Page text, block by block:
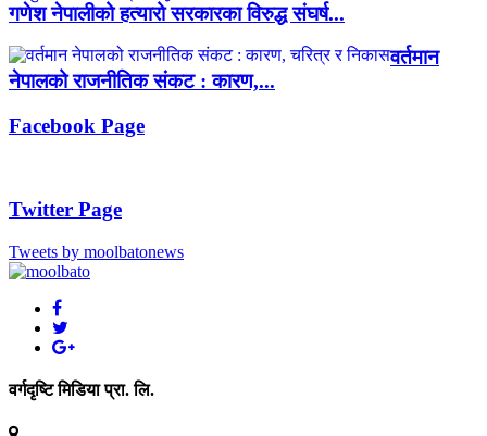
गणेश नेपालीको हत्यारो सरकारका विरुद्ध संघर्ष...
वर्तमान
नेपालको राजनीतिक संकट : कारण,...
Facebook Page
Twitter Page
Tweets by moolbatonews
वर्गदृष्टि मिडिया प्रा. लि.